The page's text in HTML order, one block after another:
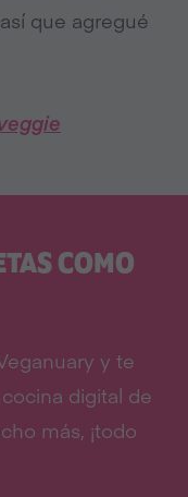
que agregué
COMO
y te
digital de
más, ¡todo